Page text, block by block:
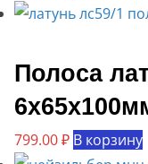
Полоса
799.00₽ В корзину